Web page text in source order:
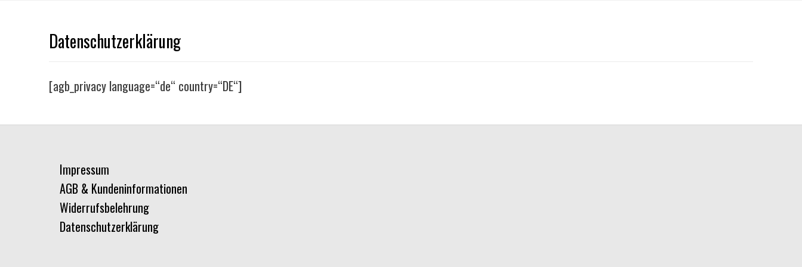
Datenschutzerklärung
[agb_privacy language=“de“ country=“DE“]
Impressum
AGB & Kundeninformationen
Widerrufsbelehrung
Datenschutzerklärung